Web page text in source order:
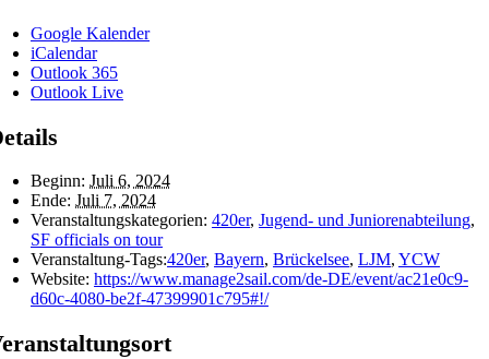
Google Kalender
iCalendar
Outlook 365
Outlook Live
Beginn: Juli 6, 2024
Ende: Juli 7, 2024
Veranstaltungskategorien: 420er, Jugend- und Juniorenabteilung,
SF officials on tour
Veranstaltung-Tags:420er, Bayern, Brückelsee, LJM, YCW
Website: https://www.manage2sail.com/de-DE/event/ac21e0c9-
d60c-4080-be2f-47399901c795#!/